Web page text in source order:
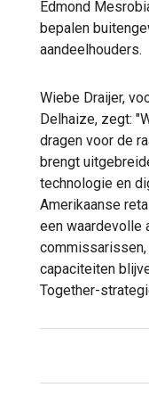
Edmond
bepalen
aandeelhouders.
Wiebe Draijer,
Delhaize, zegt:
dragen voor de
brengt
technologie en
Amerikaanse
een waardevolle
capaciteiten
Together-